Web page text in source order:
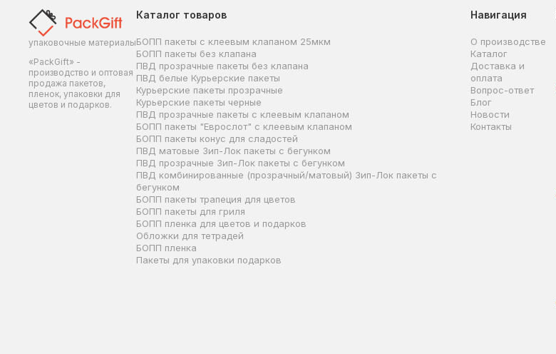
упаковочные материалы
«PackGift» -
производство и оптовая
продажа пакетов,
пленок, упаковки для
цветов и подарков.
Каталог товаров
БОПП пакеты с клеевым клапаном 25мкм
БОПП пакеты без клапана
ПВД прозрачные пакеты без клапана
ПВД белые Курьерские пакеты
Курьерские пакеты прозрачные
Курьерские пакеты черные
ПВД прозрачные пакеты с клеевым клапаном
БОПП пакеты "Еврослот" с клеевым клапаном
БОПП пакеты конус для сладостей
ПВД матовые Зип-Лок пакеты с бегунком
ПВД прозрачные Зип-Лок пакеты с бегунком
ПВД комбинированные (прозрачный/матовый) Зип-Лок пакеты с
бегунком
БОПП пакеты трапеция для цветов
БОПП пакеты для гриля
БОПП пленка для цветов и подарков
Обложки для тетрадей
БОПП пленка
Пакеты для упаковки подарков
Навигация
О производстве
Каталог
Доставка и
оплата
Вопрос-ответ
Блог
Новости
Контакты